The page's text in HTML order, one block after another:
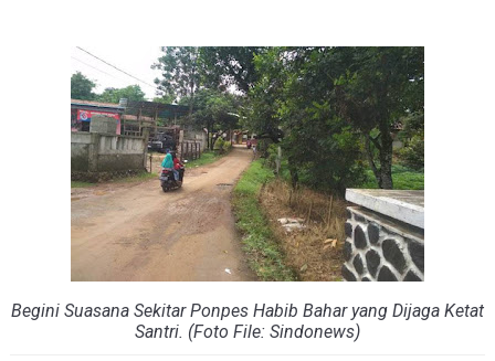
A- A+
Begini Suasana Sekitar Ponpes Habib Bahar yang Dijaga Ketat
Santri. (Foto File: Sindonews)